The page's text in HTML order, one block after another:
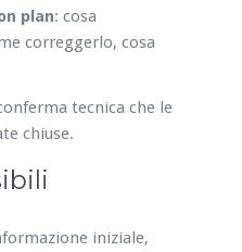
plan: cosa
correggerlo, cosa
tecnica che le
chiuse.
iniziale,